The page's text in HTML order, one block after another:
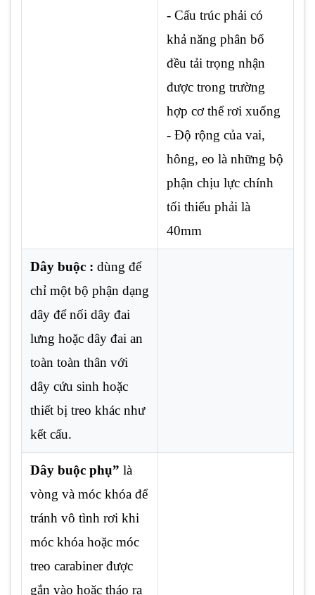
- Cấu trúc phải có
khả năng phân bổ
đều tải trọng nhận
được trong trường
hợp cơ thể rơi xuống
- Độ rộng của vai,
hông, eo là những bộ
phận chịu lực chính
tối thiểu phải là
40mm
Dây buộc : dùng để
chỉ một bộ phận dạng
dây để nối dây đai
lưng hoặc dây đai an
toàn toàn thân với
dây cứu sinh hoặc
thiết bị treo khác như
kết cấu.
Dây buộc phụ” là
vòng và móc khóa để
tránh vô tình rơi khi
móc khóa hoặc móc
treo carabiner được
gắn vào hoặc tháo ra